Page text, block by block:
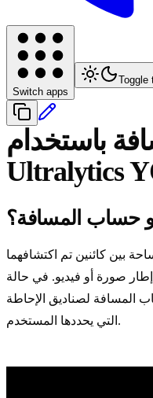
Switch apps
Toggle
باستخدام
Ultralytics
حساب المسافة؟
بين كائنين تم اكتشافهما
المسافة لصناديق الإحاطة
التي يحددها المستخدم.